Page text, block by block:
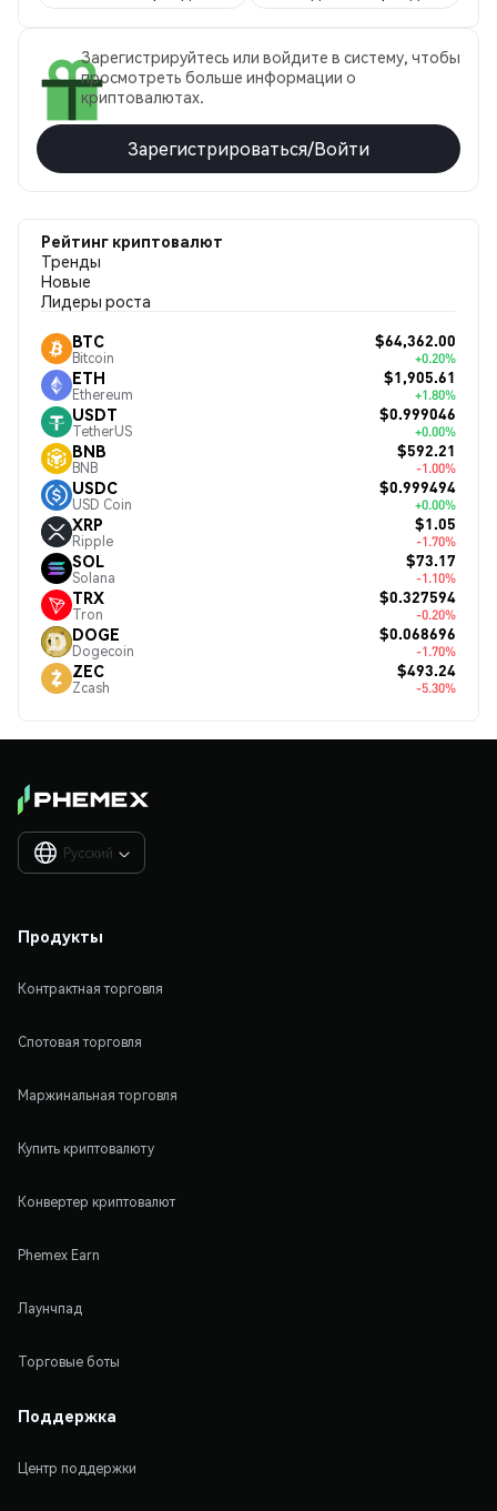
Зарегистрируйтесь или войдите в систему, чтобы
просмотреть больше информации о
криптовалютах.
Зарегистрироваться/Войти
Рейтинг криптовалют
Тренды
Новые
Лидеры роста
BTC
Bitcoin
$64,362.00
+0.20%
ETH
Ethereum
$1,905.61
+1.80%
USDT
TetherUS
$0.999046
+0.00%
BNB
BNB
$592.21
-1.00%
USDC
USD Coin
$0.999494
+0.00%
XRP
Ripple
$1.05
-1.70%
SOL
Solana
$73.17
-1.10%
TRX
Tron
$0.327594
-0.20%
DOGE
Dogecoin
$0.068696
-1.70%
ZEC
Zcash
$493.24
-5.30%
Русский 
Продукты
Контрактная торговля
Спотовая торговля
Маржинальная торговля
Купить криптовалюту
Конвертер криптовалют
Phemex Earn
Лаунчпад
Торговые боты
Поддержка
Центр поддержки